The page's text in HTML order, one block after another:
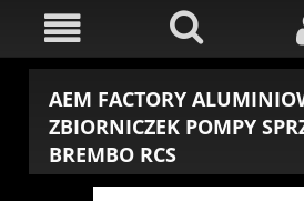
AEM FACTORY
ZBIORNICZEK POMPY
BREMBO RCS